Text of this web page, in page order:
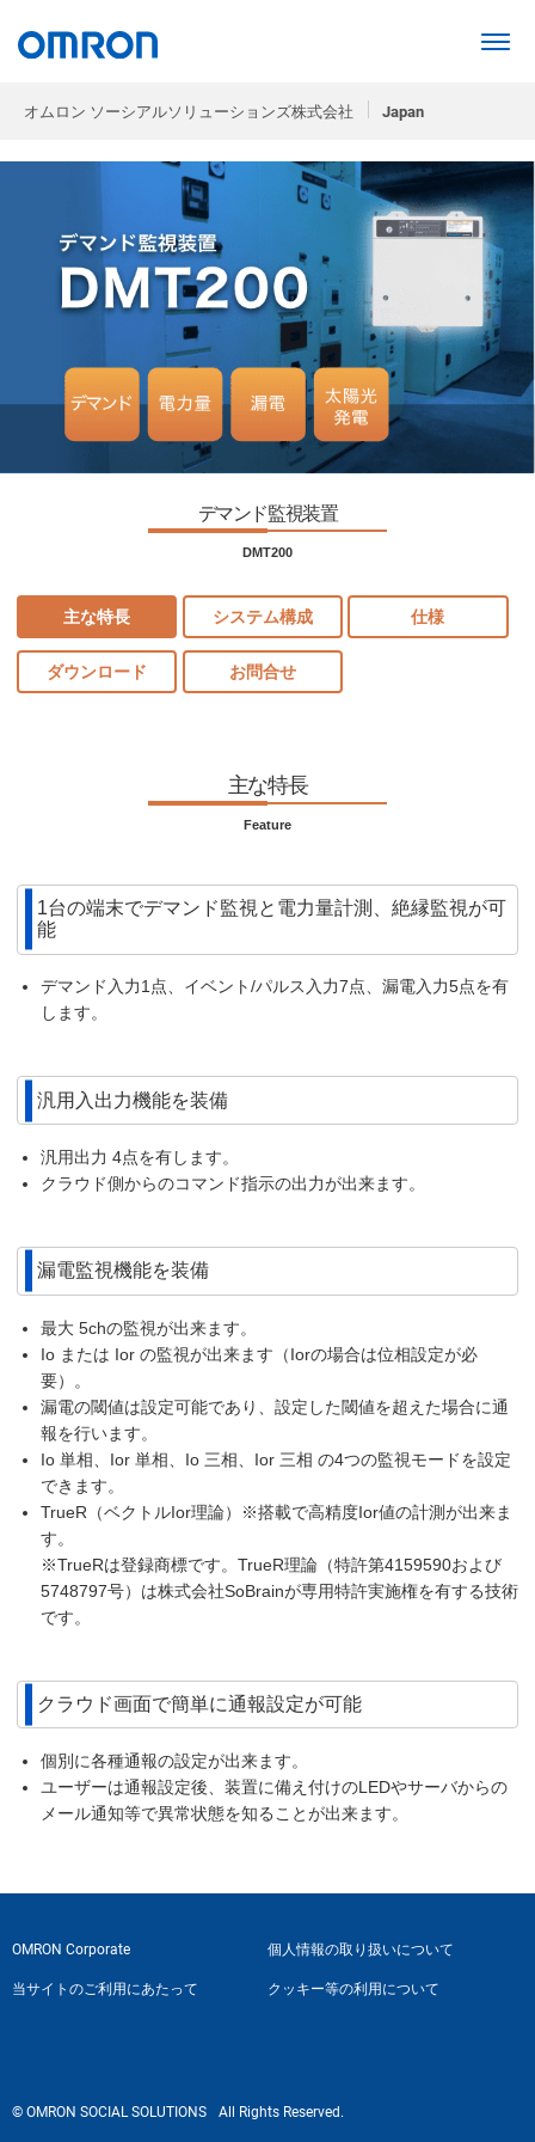
オムロン ソーシアルソリューションズ株式会社 Japan
デマンド監視装置
DMT200
主な特長 システム構成 仕様
ダウンロード お問合せ
主な特長
Feature
1台の端末でデマンド監視と電力量計測、絶縁監視が可
能
デマンド入力1点、イベント/パルス入力7点、漏電入力5点を有
します。
汎用入出力機能を装備
汎用出力 4点を有します。
クラウド側からのコマンド指示の出力が出来ます。
漏電監視機能を装備
最大 5chの監視が出来ます。
Io または Ior の監視が出来ます（Iorの場合は位相設定が必
要）。
漏電の閾値は設定可能であり、設定した閾値を超えた場合に通
報を行います。
Io 単相、Ior 単相、Io 三相、Ior 三相 の4つの監視モードを設定
できます。
TrueR（ベクトルIor理論）※搭載で高精度Ior値の計測が出来ま
す。
※TrueRは登録商標です。TrueR理論（特許第4159590および
5748797号）は株式会社SoBrainが専用特許実施権を有する技術
です。
クラウド画面で簡単に通報設定が可能
個別に各種通報の設定が出来ます。
ユーザーは通報設定後、装置に備え付けのLEDやサーバからの
メール通知等で異常状態を知ることが出来ます。
OMRON Corporate 個人情報の取り扱いについて
当サイトのご利用にあたって クッキー等の利用について
© OMRON SOCIAL SOLUTIONS All Rights Reserved.